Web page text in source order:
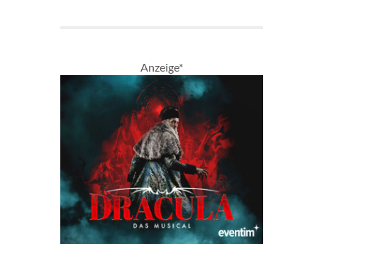
Anzeige*